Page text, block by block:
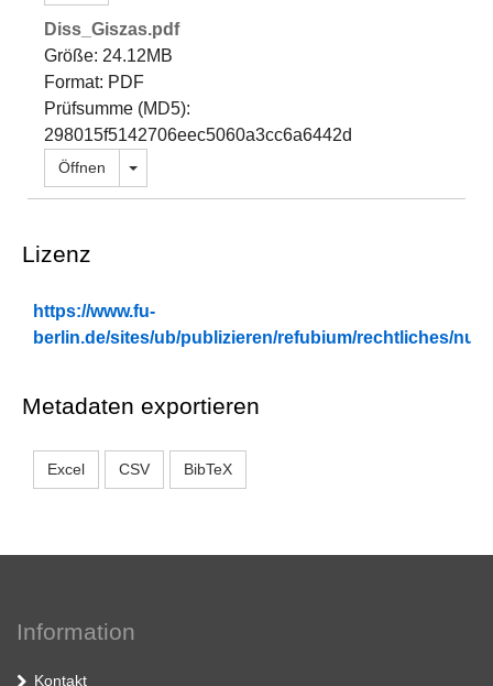
Diss_Giszas.pdf
Größe: 24.12MB
Format: PDF
Prüfsumme (MD5):
298015f5142706eec5060a3cc6a6442d
Öffnen Dropdown öffnen
Lizenz
https://www.fu-
berlin.de/sites/ub/publizieren/refubium/rechtliches/
Metadaten exportieren
Excel CSV BibTeX
Information
Kontakt